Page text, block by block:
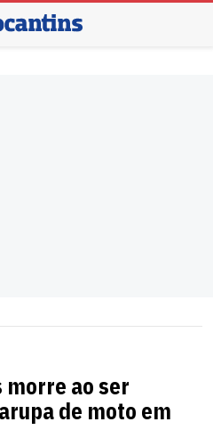
morre ao ser
de moto em